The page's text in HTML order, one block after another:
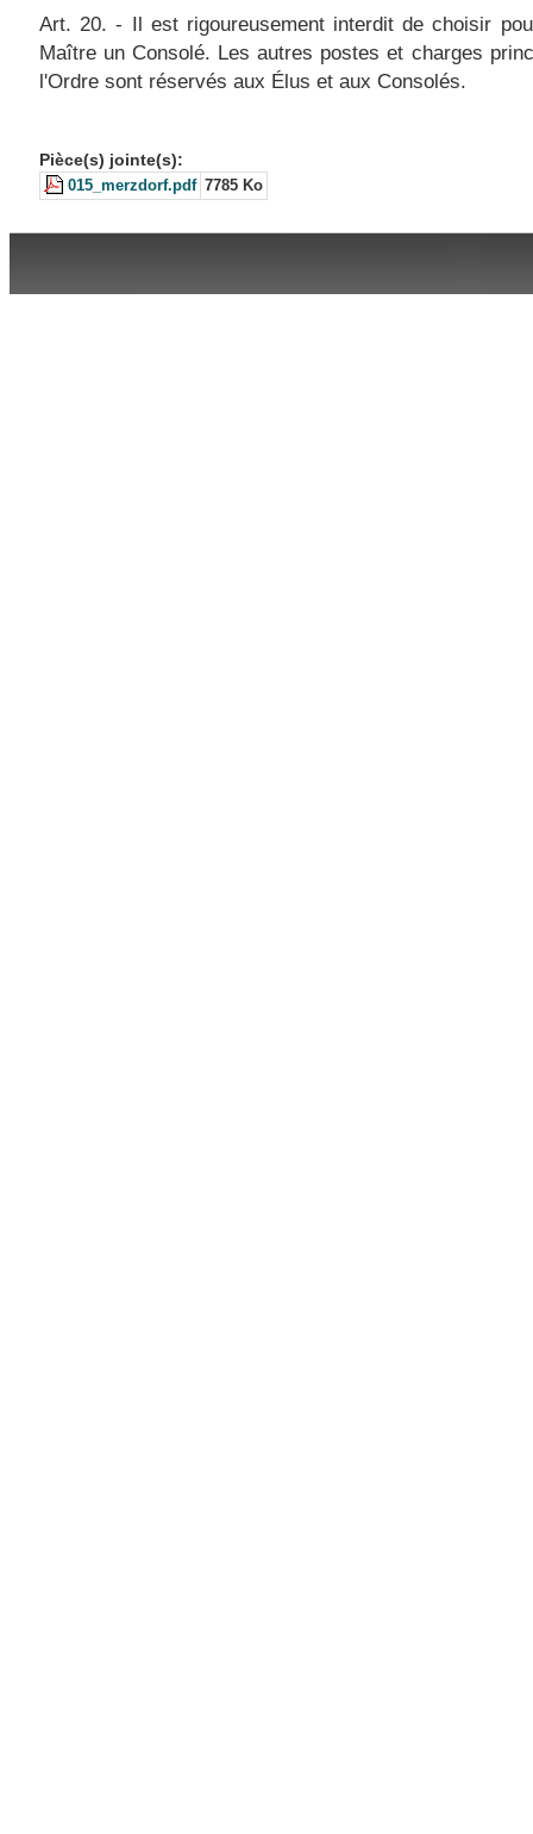
Art. 20. - Il est rigoureusement interdit de choisir
Maître un Consolé. Les autres postes et charges
l'Ordre sont réservés aux Élus et aux Consolés.
Pièce(s) jointe(s):
015_merzdorf.pdf 7785 Ko